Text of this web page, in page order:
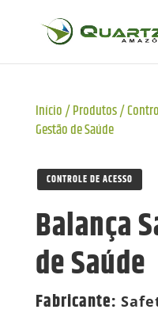
Início/Produtos/
Gestão de Saúde
CONTROLE DE ACESSO
Balança
de Saúde
Fabricante: